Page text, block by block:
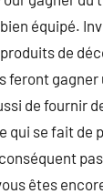
équipé.
de
feront gagner
de fournir
qui se fait de
êtes